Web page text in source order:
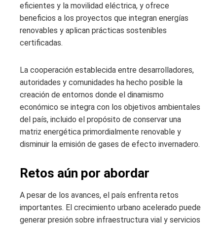
eficientes y la movilidad eléctrica, y ofrece
beneficios a los proyectos que integran energías
renovables y aplican prácticas sostenibles
certificadas.
La cooperación establecida entre desarrolladores,
autoridades y comunidades ha hecho posible la
creación de entornos donde el dinamismo
económico se integra con los objetivos ambientales
del país, incluido el propósito de conservar una
matriz energética primordialmente renovable y
disminuir la emisión de gases de efecto invernadero.
Retos aún por abordar
A pesar de los avances, el país enfrenta retos
importantes. El crecimiento urbano acelerado puede
generar presión sobre infraestructura vial y servicios